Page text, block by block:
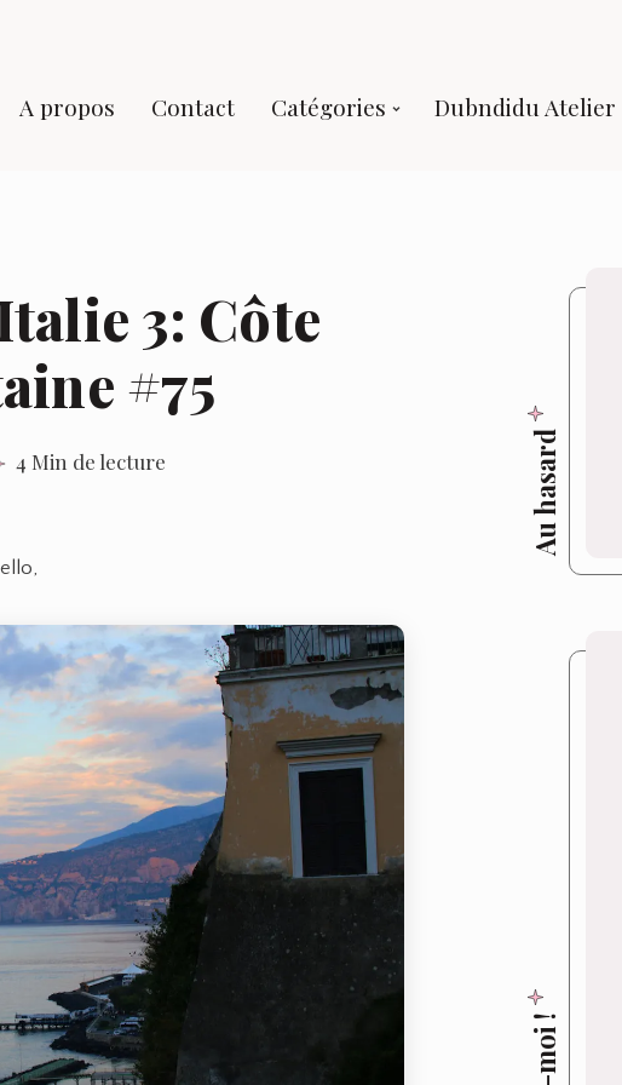
A propos Contact Catégories Dubndidu Atelier
3: Côte
#75
4 Min de lecture Au hasard